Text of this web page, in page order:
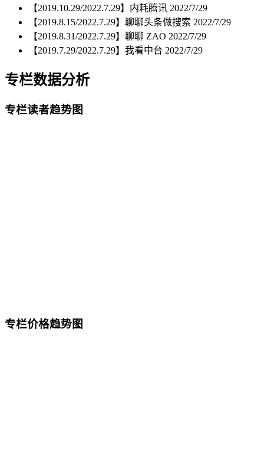
【2019.10.29/2022.7.29】内耗腾讯 2022/7/29
【2019.8.15/2022.7.29】聊聊头条做搜索 2022/7/29
【2019.8.31/2022.7.29】聊聊 ZAO 2022/7/29
【2019.7.29/2022.7.29】我看中台 2022/7/29
专栏数据分析
专栏读者趋势图
专栏价格趋势图